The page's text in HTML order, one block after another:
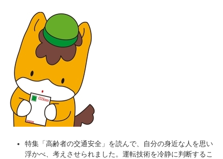
特集「高齢者の交通安全」を読んで、自分の身近な人を思い
浮かべ、考えさせられました。運転技術を冷静に判断するこ